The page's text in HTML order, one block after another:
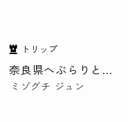
トリップ
奈良県へぶらりと…
ミゾグチ ジュン